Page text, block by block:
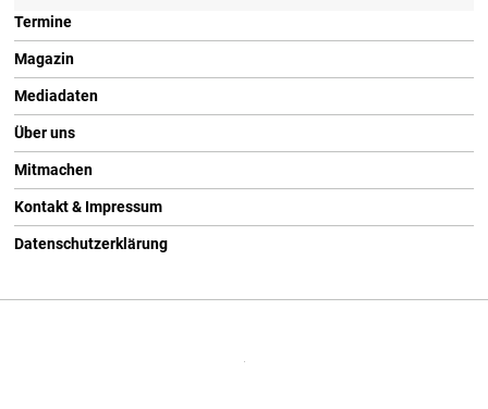
Termine
Magazin
Mediadaten
Über uns
Mitmachen
Kontakt & Impressum
Datenschutzerklärung